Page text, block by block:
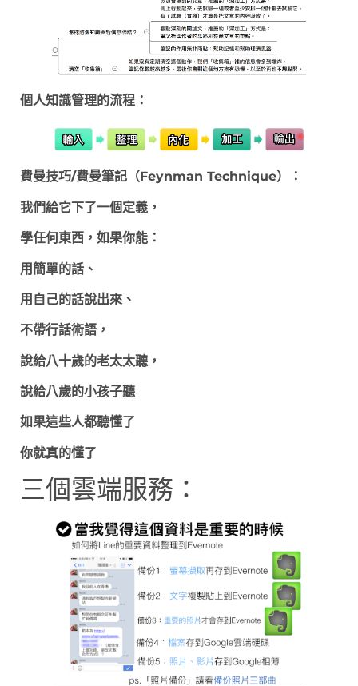
個人知識管理的流程：
費曼技巧/費曼筆記（Feynman Technique）：
我們給它下了一個定義，
學任何東西，如果你能：
用簡單的話、
用自己的話說出來、
不帶行話術語，
說給八十歲的老太太聽，
說給八歲的小孩子聽
如果這些人都聽懂了
你就真的懂了
三個雲端服務：